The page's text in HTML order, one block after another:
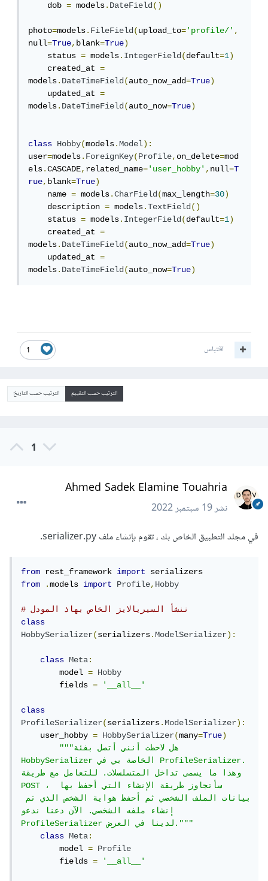
    dob
= models.DateField()
photo=models.FileField(upload_to='profile/',
null=True,blank=True)
    status
= models.IntegerField(default=1)
    created_at
=
models.DateTimeField(auto_now_add=True)
    updated_at
=
models.DateTimeField(auto_now=True)
class Hobby(models.Model):
user=models.ForeignKey(Profile,on_delete=mod
els.CASCADE,related_name='user_hobby',null=T
rue,blank=True)
    name
= models.CharField(max_length=30)
    description
= models.TextField()
    status
= models.IntegerField(default=1)
    created_at
=
models.DateTimeField(auto_now_add=True)
    updated_at
=
models.DateTimeField(auto_now=True)
1 اقتباس
الترتيب حسب التقييم الترتيب حسب التاريخ
1
Ahmed Sadek Elamine Touahria
نشر19 سبتمبر 2022
في مجلد التطبيق الخاص بك ، تقوم بإنشاء ملف serializer.py.
from rest_framework import
from
.models import Profile,Hobby
# ننشأ السيريالايز الخاص بهاذ المودل
class
HobbySerializer(serializers.ModelSerializer):
class Meta:
        model
=
Hobby
        fields
= '__all__'
class
ProfileSerializer(serializers.ModelSerializer):
    user_hobby
= HobbySerializer(many=True)
"""هل لاحظت أنني أتصل بفئة
HobbySerializer الخاصة بي في ProfileSerializer.
وهذا ما يسمى تداخل المتسلسلات. للتعامل مع طريقة
POST ، سأتجاوز طريقة الإنشاء التي أحفظ بها
بيانات الملف الشخصي ثم أحفظ هواية الشخص الذي تم
إنشاء ملفه الشخصي. الآن دعنا ندعو
ProfileSerializer لدينا في العرض."""
class
Meta:
        model
=
Profile
        fields
= '__all__'